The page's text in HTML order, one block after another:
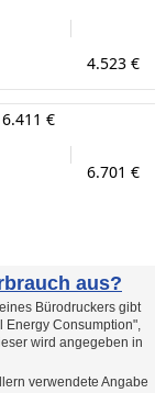
4.523 €
6.411 €
6.701 €
aus?
Bürodruckers gibt
Energy Consumption",
wird angegeben in
verwendete Angabe